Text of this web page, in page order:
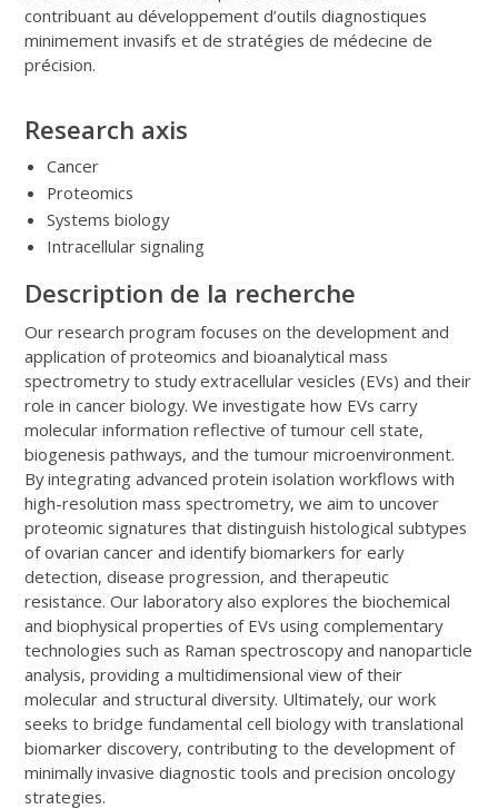
contribuant au développement d’outils diagnostiques
minimement invasifs et de stratégies de médecine de
précision.
Research axis
Cancer
Proteomics
Systems biology
Intracellular signaling
Description de la recherche
Our research program focuses on the development and
application of proteomics and bioanalytical mass
spectrometry to study extracellular vesicles (EVs) and their
role in cancer biology. We investigate how EVs carry
molecular information reflective of tumour cell state,
biogenesis pathways, and the tumour microenvironment.
By integrating advanced protein isolation workflows with
high-resolution mass spectrometry, we aim to uncover
proteomic signatures that distinguish histological subtypes
of ovarian cancer and identify biomarkers for early
detection, disease progression, and therapeutic
resistance. Our laboratory also explores the biochemical
and biophysical properties of EVs using complementary
technologies such as Raman spectroscopy and nanoparticle
analysis, providing a multidimensional view of their
molecular and structural diversity. Ultimately, our work
seeks to bridge fundamental cell biology with translational
biomarker discovery, contributing to the development of
minimally invasive diagnostic tools and precision oncology
strategies.